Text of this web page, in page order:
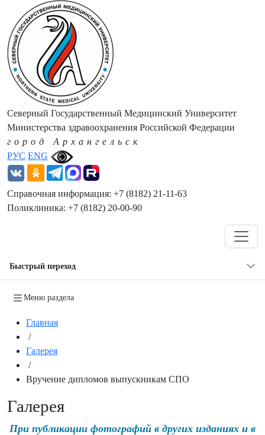
РУС ENG
Северный Государственный Медицинский Университет
Министерства здравоохранения Российской Федерации
город Архангельск
Справочная информация: +7 (8182) 21-11-63
Поликлиника: +7 (8182) 20-00-90
Быстрый переход
Меню раздела
Главная
/
Галерея
/
Вручение дипломов выпускникам СПО
Галерея
При публикации фотографий в других изданиях и в